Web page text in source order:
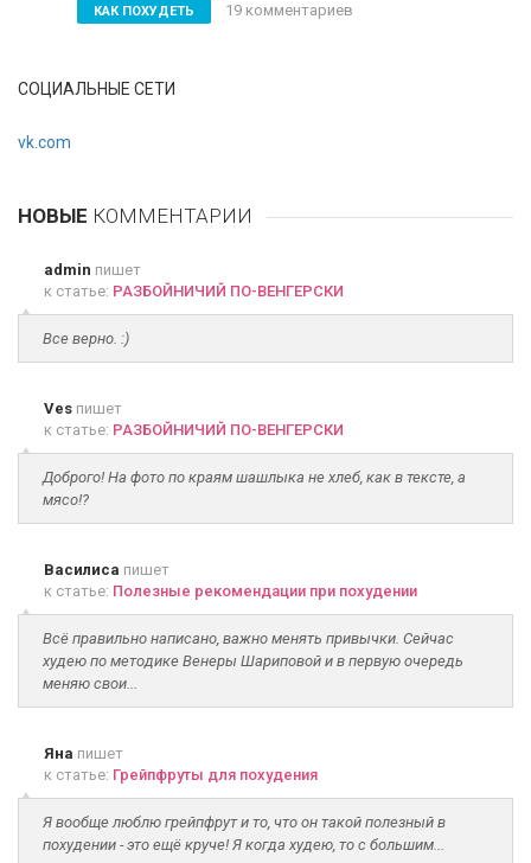
КАК ПОХУДЕТЬ 19 комментариев
СОЦИАЛЬНЫЕ СЕТИ
vk.com
НОВЫЕ КОММЕНТАРИИ
admin пишет
к статье: РАЗБОЙНИЧИЙ ПО-ВЕНГЕРСКИ
Все верно. :)
Ves пишет
к статье: РАЗБОЙНИЧИЙ ПО-ВЕНГЕРСКИ
Доброго! На фото по краям шашлыка не хлеб, как в тексте, а
мясо!?
Василиса пишет
к статье: Полезные рекомендации при похудении
Всё правильно написано, важно менять привычки. Сейчас
худею по методике Венеры Шариповой и в первую очередь
меняю свои...
Яна пишет
к статье: Грейпфруты для похудения
Я вообще люблю грейпфрут и то, что он такой полезный в
похудении - это ещё круче! Я когда худею, то с большим...